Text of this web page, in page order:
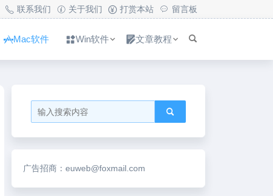
联系我们 关于我们 打赏本站 留言板
Mac软件 Win软件 文章教程
广告招商：euweb@foxmail.com